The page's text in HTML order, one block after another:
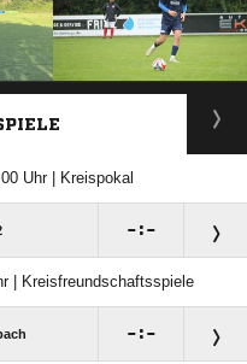
Uhr | Kreispokal
:
| Kreisfreundschaftsspiele
: